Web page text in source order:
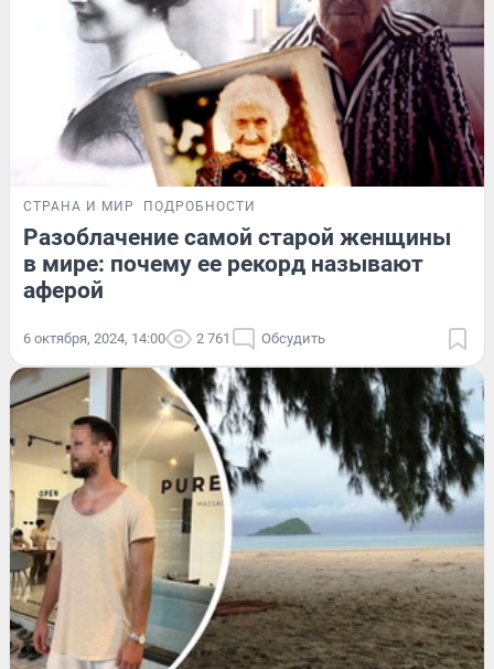
СТРАНА И МИР ПОДРОБНОСТИ
Разоблачение самой старой женщины
в мире: почему ее рекорд называют
аферой
6 октября, 2024, 14:00 2 761 Обсудить